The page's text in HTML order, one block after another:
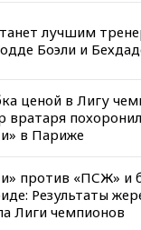
лучшим
Боэли и
ценой в Лигу
вратаря
в Париже
против «ПСЖ» и
Результаты
Лиги чемпионов